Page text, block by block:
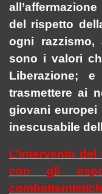
del rispetto
ogni
sono i valori
Liberazione;
trasmettere ai
giovani europei
inescusabile
L’intervento
con gli